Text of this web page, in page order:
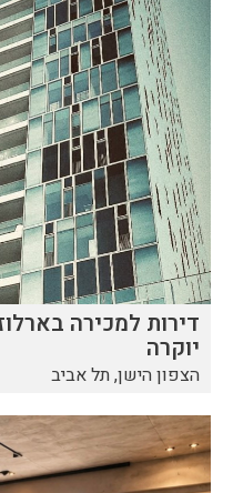
יוקרה
הצפון הישן, תל אביב